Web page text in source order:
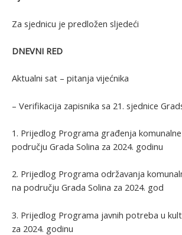
Za sjednicu je predložen sljedeći
DNEVNI RED
Aktualni sat – pitanja vijećnika
– Verifikacija zapisnika sa 21. sjednice
1. Prijedlog Programa građenja
području Grada Solina za 2024. godinu
2. Prijedlog Programa održavanja
na području Grada Solina za 2024. god
3. Prijedlog Programa javnih potreba u
za 2024. godinu